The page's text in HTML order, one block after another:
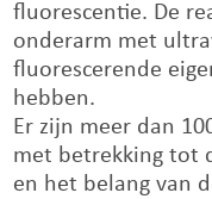
fluorescentie. De
onderarm met
fluorescerende
hebben.
Er zijn meer dan
met betrekking tot
en het belang van